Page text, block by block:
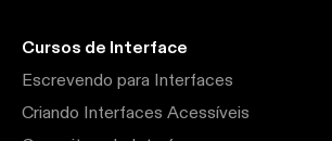
Cursos de Interface
Escrevendo para Interfaces
Criando Interfaces Acessíveis